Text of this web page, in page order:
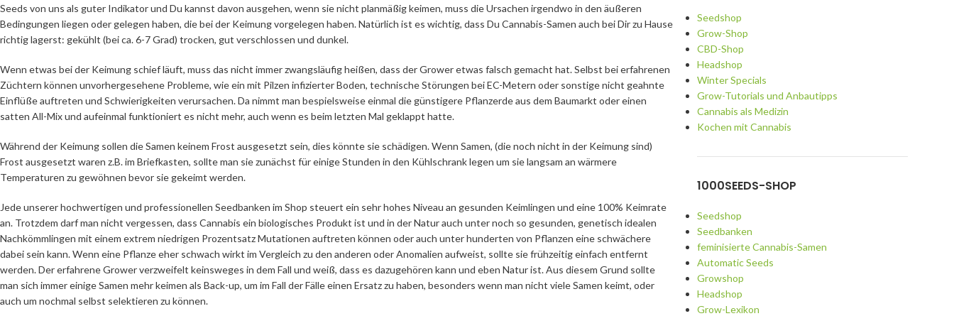
Seeds von uns als guter Indikator und Du kannst davon ausgehen, wenn sie nicht planmäßig keimen, muss die Ursachen irgendwo in den äußeren
Bedingungen liegen oder gelegen haben, die bei der Keimung vorgelegen haben. Natürlich ist es wichtig, dass Du Cannabis-Samen auch bei Dir zu Hause
richtig lagerst: gekühlt (bei ca. 6-7 Grad) trocken, gut verschlossen und dunkel.
Wenn etwas bei der Keimung schief läuft, muss das nicht immer zwangsläufig heißen, dass der Grower etwas falsch gemacht hat. Selbst bei erfahrenen
Züchtern können unvorhergesehene Probleme, wie ein mit Pilzen infizierter Boden, technische Störungen bei EC-Metern oder sonstige nicht geahnte
Einflüße auftreten und Schwierigkeiten verursachen. Da nimmt man bespielsweise einmal die günstigere Pflanzerde aus dem Baumarkt oder einen
satten All-Mix und aufeinmal funktioniert es nicht mehr, auch wenn es beim letzten Mal geklappt hatte.
Während der Keimung sollen die Samen keinem Frost ausgesetzt sein, dies könnte sie schädigen. Wenn Samen, (die noch nicht in der Keimung sind)
Frost ausgesetzt waren z.B. im Briefkasten, sollte man sie zunächst für einige Stunden in den Kühlschrank legen um sie langsam an wärmere
Temperaturen zu gewöhnen bevor sie gekeimt werden.
Jede unserer hochwertigen und professionellen Seedbanken im Shop steuert ein sehr hohes Niveau an gesunden Keimlingen und eine 100% Keimrate
an. Trotzdem darf man nicht vergessen, dass Cannabis ein biologisches Produkt ist und in der Natur auch unter noch so gesunden, genetisch idealen
Nachkömmlingen mit einem extrem niedrigen Prozentsatz Mutationen auftreten können oder auch unter hunderten von Pflanzen eine schwächere
dabei sein kann. Wenn eine Pflanze eher schwach wirkt im Vergleich zu den anderen oder Anomalien aufweist, sollte sie frühzeitig einfach entfernt
werden. Der erfahrene Grower verzweifelt keinsweges in dem Fall und weiß, dass es dazugehören kann und eben Natur ist. Aus diesem Grund sollte
man sich immer einige Samen mehr keimen als Back-up, um im Fall der Fälle einen Ersatz zu haben, besonders wenn man nicht viele Samen keimt, oder
auch um nochmal selbst selektieren zu können.
Seedshop
Grow-Shop
CBD-Shop
Headshop
Winter Specials
Grow-Tutorials und Anbautipps
Cannabis als Medizin
Kochen mit Cannabis
1000SEEDS-SHOP
Seedshop
Seedbanken
feminisierte Cannabis-Samen
Automatic Seeds
Growshop
Headshop
Grow-Lexikon